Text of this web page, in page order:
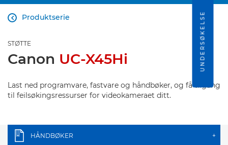
Produktserie

STØTTE
Canon UC-X45Hi
Last ned programvare, fastvare og håndbøker, og få tilgang
til feilsøkingsressurser for videokameraet ditt.
HÅNDBØKER +
UNDERSØKELSE